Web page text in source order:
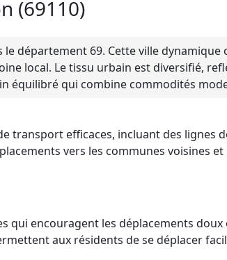
(69110)
département 69. Cette ville
local. Le tissu urbain est diversifié,
équilibré qui combine commodités
transport efficaces, incluant des lignes
vers les communes voisines et
qui encouragent les déplacements doux
aux résidents de se déplacer